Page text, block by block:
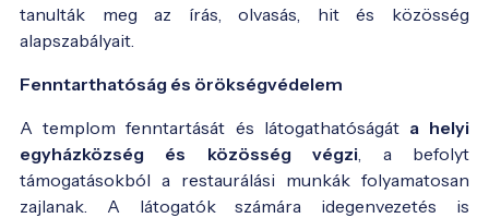
tanulták meg az írás, olvasás, hit és közösség
alapszabályait.
Fenntarthatóság és örökségvédelem
A templom fenntartását és látogathatóságát a helyi
egyházközség és közösség végzi , a befolyt
támogatásokból a restaurálási munkák folyamatosan
zajlanak. A látogatók számára idegenvezetés is